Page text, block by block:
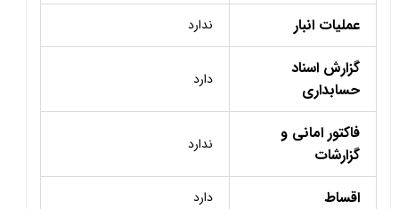
عملیات انبار ندارد
گزارش اسناد
حسابداری
دارد
فاکتور امانی و
گزارشات
ندارد
اقساط دارد